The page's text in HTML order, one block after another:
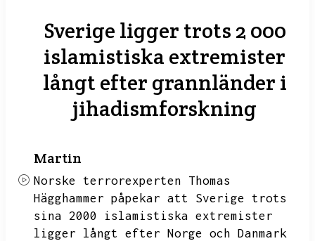
Sverige ligger trots 2 000
islamistiska extremister
långt efter grannländer i
jihadismforskning
Martin
Norske terrorexperten Thomas
Hägghammer påpekar att Sverige trots
sina 2000 islamistiska extremister
ligger långt efter Norge och Danmark